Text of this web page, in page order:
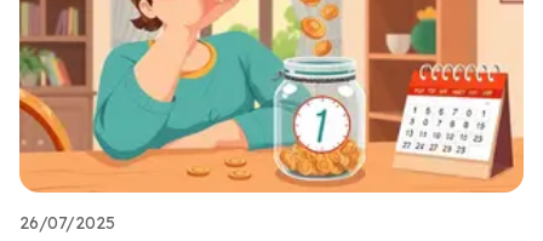
26/07/2025